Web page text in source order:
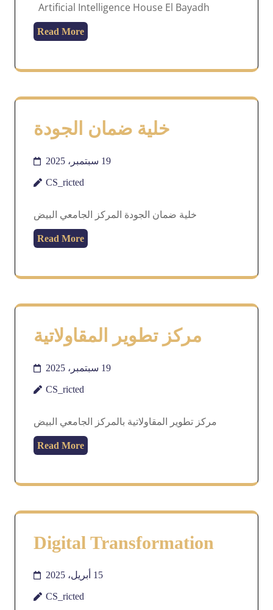
Artificial Intelligence House El Bayadh
Read More
خلية ضمان الجودة
19 سبتمبر، 2025
CS_ricted
خلية ضمان الجودة المركز الجامعي البيض
Read More
مركز تطوير المقاولاتية
19 سبتمبر، 2025
CS_ricted
مركز تطوير المقاولاتية بالمركز الجامعي البيض
Read More
Digital Transformation
15 أبريل، 2025
CS_ricted